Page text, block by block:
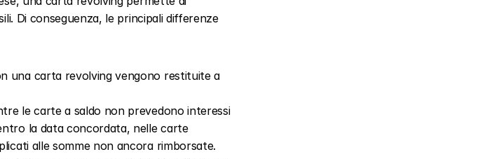
Di conseguenza, le principali differenze
una carta revolving vengono restituite a
le carte a saldo non prevedono interessi
la data concordata, nelle carte
alle somme non ancora rimborsate.